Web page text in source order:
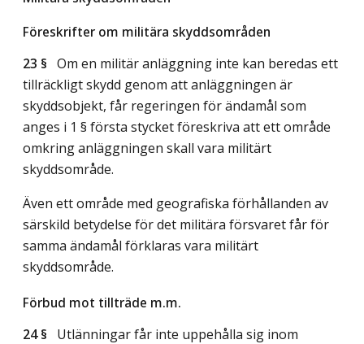
Föreskrifter om militära skyddsområden
23 § Om en militär anläggning inte kan beredas ett
tillräckligt skydd genom att anläggningen är
skyddsobjekt, får regeringen för ändamål som
anges i 1 § första stycket föreskriva att ett område
omkring anläggningen skall vara militärt
skyddsområde.
Även ett område med geografiska förhållanden av
särskild betydelse för det militära försvaret får för
samma ändamål förklaras vara militärt
skyddsområde.
Förbud mot tillträde m.m.
24 § Utlänningar får inte uppehålla sig inom